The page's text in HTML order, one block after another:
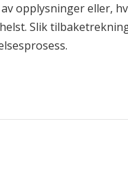
opplysninger eller,
Slik